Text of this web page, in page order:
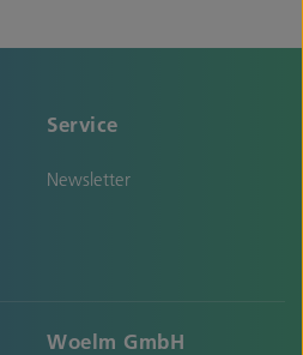
Service
Newsletter
Woelm GmbH